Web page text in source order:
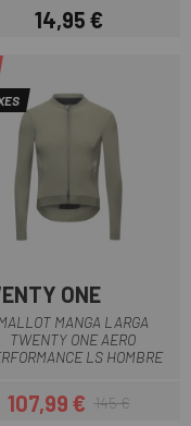
Preu
14,95 €
ONE
MANGA LARGA
TWENTY ONE AERO
LS HOMBRE
Preu
107,99 €Preu regular
145 €